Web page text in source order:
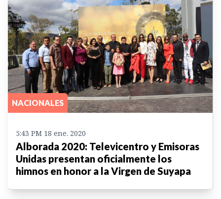
NACIONALES
5:43 PM 18 ene. 2020
Alborada 2020: Televicentro y Emisoras
Unidas presentan oficialmente los
himnos en honor a la Virgen de Suyapa